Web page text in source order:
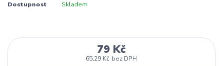
Dostupnost Skladem
79 Kč
65,29 Kč bez DPH